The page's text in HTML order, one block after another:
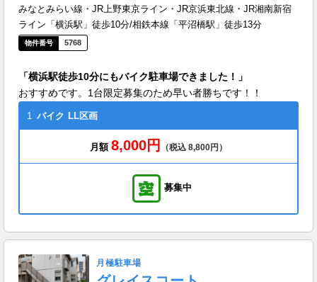
みなとみらい線・JR上野東京ライン・JR京浜東北線・JR湘南新宿
ライン「横浜駅」徒歩10分/相鉄本線「平沼橋駅」徒歩13分
5768
「横浜駅徒歩10分にもバイク駐車場できました！」
おすすめです。1台限定募集のため早い者勝ちです！！
1 バイク LL区画
月額 8,000円 （税込 8,800円）
募集中
月極駐車場